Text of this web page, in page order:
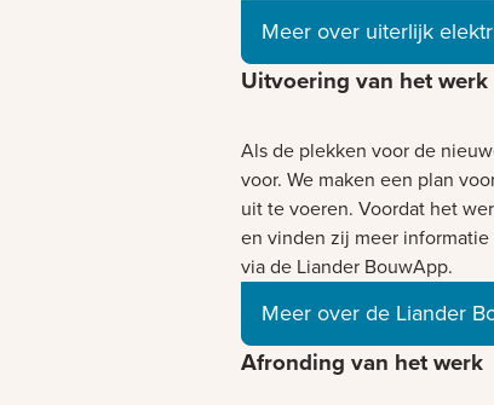
Meer over uiterlijk
Uitvoering van het werk
Als de plekken voor de
voor. We maken een plan
uit te voeren. Voordat het
en vinden zij meer
via de Liander BouwApp.
Meer over de Liander
Afronding van het werk